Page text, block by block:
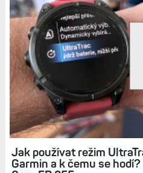
Tagy: FENIX 8
Zdroj: The5krunner.com